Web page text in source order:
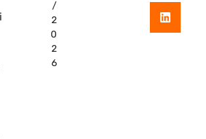
/
2
0
2
6